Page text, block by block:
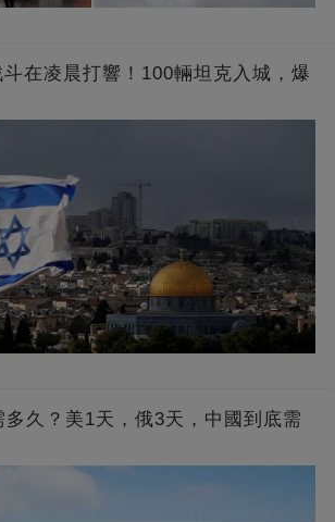
在凌晨打響！100輛坦克入城，爆
久？美1天，俄3天，中國到底需